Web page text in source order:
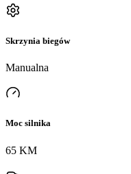
Skrzynia biegów
Manualna
Moc silnika
65 KM